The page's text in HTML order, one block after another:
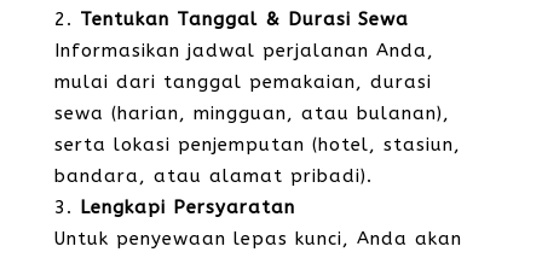
Tentukan Tanggal & Durasi Sewa
Informasikan jadwal perjalanan Anda,
mulai dari tanggal pemakaian, durasi
sewa (harian, mingguan, atau bulanan),
serta lokasi penjemputan (hotel, stasiun,
bandara, atau alamat pribadi).
Lengkapi Persyaratan
Untuk penyewaan lepas kunci, Anda akan